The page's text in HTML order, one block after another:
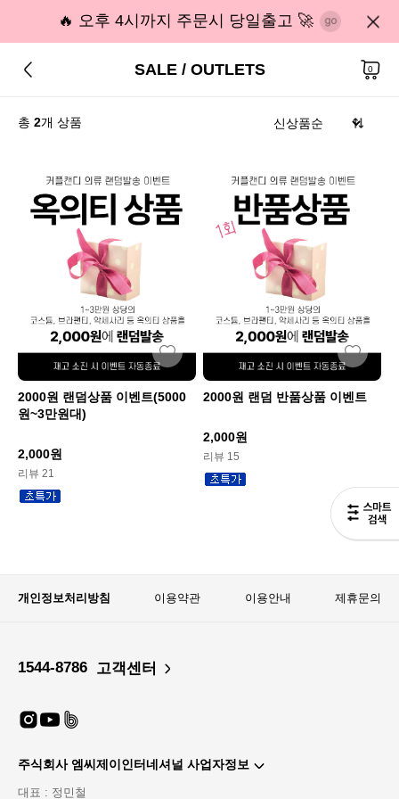
🔥 오후 4시까지 주문시 당일출고 🚀
SALE / OUTLETS 0
총 2개 상품
2000원 랜덤상품 이벤트(5000
원~3만원대)
2,000원
리뷰 21
2000원 랜덤 반품상품 이벤트
2,000원
리뷰 15
개인정보처리방침 이용약관 이용안내 제휴문의
1544-8786 고객센터
주식회사 엠씨제이인터네셔널 사업자정보
대표 : 정민철